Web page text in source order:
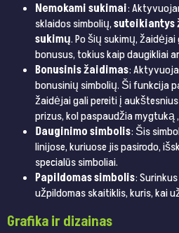
Nemokami sukimai:
sklaidos simbolių,suteikiantys
sukimų. Po šių sukimų,
bonusus, tokius kaip daugikliai
Bonusinis žaidimas:
bonusinių simbolių. Ši funkcija
žaidėjai gali pereiti į
prizus, kol paspaudžia mygtuką
Dauginimo simbolis: Šis
linijose, kuriuose jis pasirodo,
specialūs simboliai.
Papildomas simbolis:
užpildomas skaitiklis, kuris, kai
Grafika ir dizainas